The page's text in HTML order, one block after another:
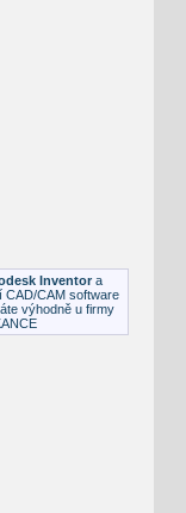
Inventor a
CAD/CAM software
výhodně u firmy